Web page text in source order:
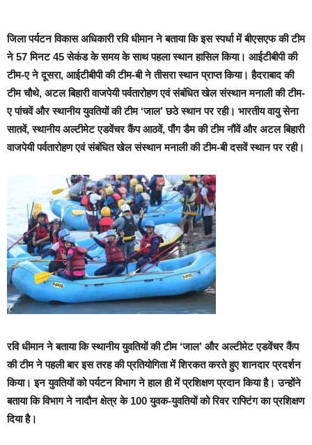
जिला पर्यटन विकास अधिकारी रवि धीमान ने बताया कि इस स्पर्धा में बीएसएफ की टीम
ने 57 मिनट 45 सेकंड के समय के साथ पहला स्थान हासिल किया। आईटीबीपी की
टीम-ए ने दूसरा, आईटीबीपी की टीम-बी ने तीसरा स्थान प्राप्त किया। हैदराबाद की
टीम चौथे, अटल बिहारी वाजपेयी पर्वतारोहण एवं संबंधित खेल संस्थान मनाली की टीम-
ए पांचवें और स्थानीय युवतियों की टीम ‘जाल’ छठे स्थान पर रही। भारतीय वायु सेना
सातवें, स्थानीय अल्टीमेट एडवेंचर कैंप आठवें, पौंग डैम की टीम नौंवें और अटल बिहारी
वाजपेयी पर्वतारोहण एवं संबंधित खेल संस्थान मनाली की टीम-बी दसवें स्थान पर रही।
रवि धीमान ने बताया कि स्थानीय युवतियों की टीम ‘जाल’ और अल्टीमेट एडवेंचर कैंप
की टीम ने पहली बार इस तरह की प्रतियोगिता में शिरकत करते हुए शानदार प्रदर्शन
किया। इन युवतियों को पर्यटन विभाग ने हाल ही में प्रशिक्षण प्रदान किया है। उन्होंने
बताया कि विभाग ने नादौन क्षेत्र के 100 युवक-युवतियों को रिवर राफ्टिंग का प्रशिक्षण
दिया है।